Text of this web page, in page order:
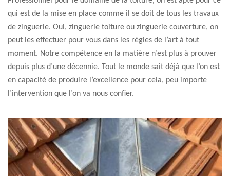
qui est de la mise en place comme il se doit de tous les travaux
de zinguerie. Oui, zinguerie toiture ou zinguerie couverture, on
peut les effectuer pour vous dans les règles de l’art à tout
moment. Notre compétence en la matière n’est plus à prouver
depuis plus d’une décennie. Tout le monde sait déjà que l’on est
en capacité de produire l’excellence pour cela, peu importe
l’intervention que l’on va nous confier.